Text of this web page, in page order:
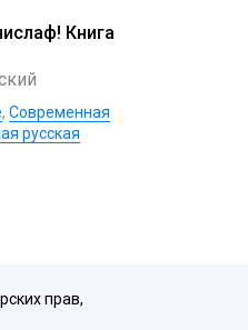
Книга
, Современная
русская
прав,